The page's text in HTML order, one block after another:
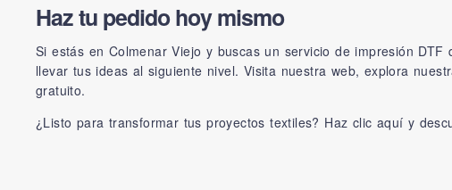
Haz tu pedido hoy mismo
Si estás en Colmenar Viejo y buscas un servicio de impresión
llevar tus ideas al siguiente nivel. Visita nuestra web, explora
gratuito.
¿Listo para transformar tus proyectos textiles? Haz clic aquí y